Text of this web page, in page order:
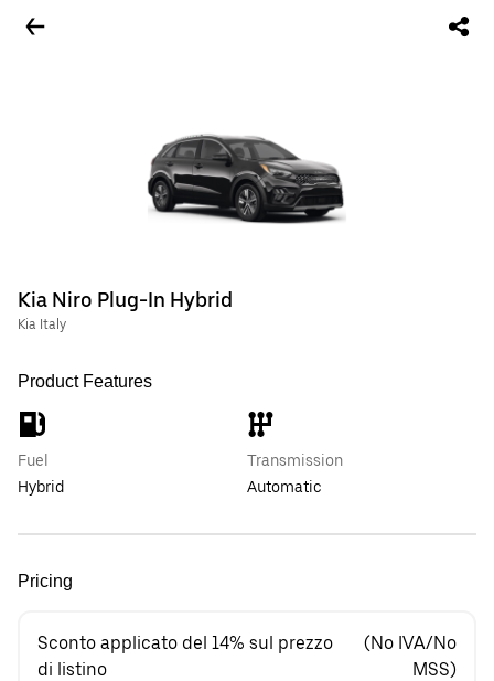
Kia Niro Plug-In Hybrid
Kia Italy
Product Features
Fuel
Hybrid
Transmission
Automatic
Pricing
Sconto applicato del 14% sul prezzo
di listino
(No IVA/No
MSS)